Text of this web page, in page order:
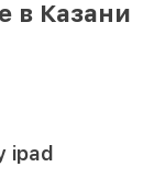
в Казани
ipad